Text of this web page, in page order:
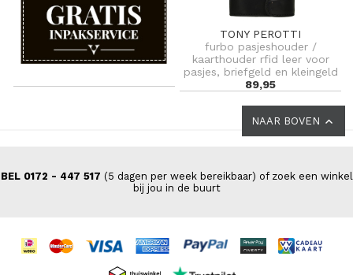
TONY PEROTTI
furbo pasjeshouder /
kaarthouder rfid leer voor
pasjes, briefgeld en kleingeld
89,95
NAAR BOVEN
BEL 0172 - 447 517 (5 dagen per week bereikbaar) of zoek een winkel
bij jou in de buurt